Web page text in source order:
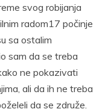
svog robijanja
radom17 počinje
sa ostalim
sam da se treba
ne pokazivati
ali da ih ne treba
da se združe.